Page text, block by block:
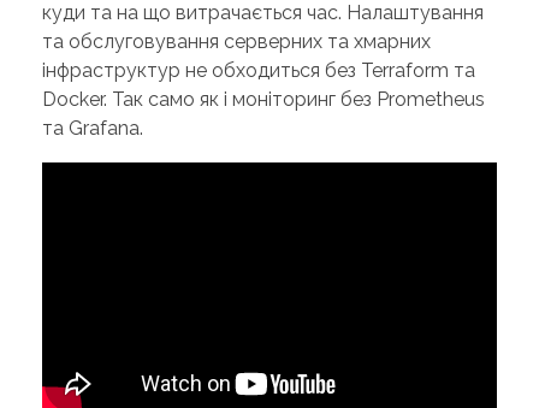
куди та на що витрачається час. Налаштування
та обслуговування серверних та хмарних
інфраструктур не обходиться без Terraform та
Docker. Так само як і моніторинг без Prometheus
та Grafana.